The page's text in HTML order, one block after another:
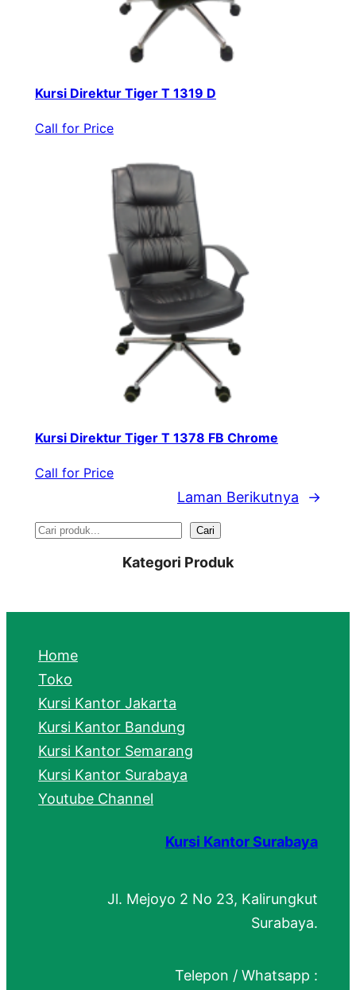
Kursi Direktur Tiger T 1319 D
Call for Price
Kursi Direktur Tiger T 1378 FB Chrome
Call for Price
Laman Berikutnya →
S
r
h
Cari
Kategori Produk
Home
Toko
Kursi Kantor Jakarta
Kursi Kantor Bandung
Kursi Kantor Semarang
Kursi Kantor Surabaya
Youtube Channel
Kursi Kantor Surabaya
Jl. Mejoyo 2 No 23, Kalirungkut
Surabaya.
Telepon / Whatsapp :